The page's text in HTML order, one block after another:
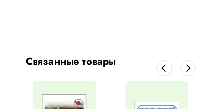
Связанные товары